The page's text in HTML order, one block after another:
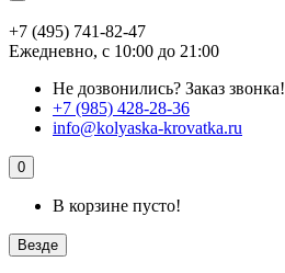
+7 (495) 741-82-47
Ежедневно, с 10:00 до 21:00
Не дозвонились? Заказ звонка!
+7 (985) 428-28-36
info@kolyaska-krovatka.ru
0
В корзине пусто!
Везде